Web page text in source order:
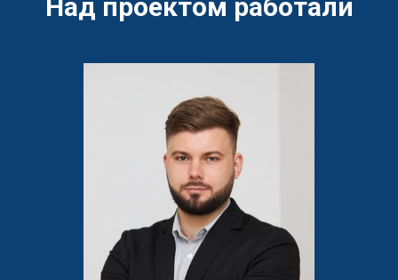
Над проектом работали